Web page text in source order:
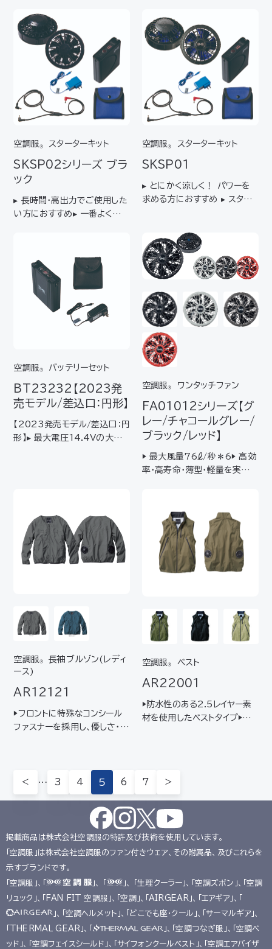
した後の穴をふさぐことがで
きるため、空調服
として使用できます 【対応ファ
ン】FAN2200シリーズ 【仕
様】 外寸 直径…
空調服® スターターキット
SKSP02シリーズ ブラ
ック
▸ 長時間･高出力でご使用した
い方におすすめ▸ 一番よく使わ
ッテリー（BTSP1） ファン2個
（FAN2200シリーズ） ケーブ
ル（…
空調服® スターターキット
SKSP01
▸ とにかく涼しく！ パワーを
求める方におすすめ ▸ スタン
汎用性の高いバッテリーのセッ
ト 【キット内容】 バッテリー（B
TSP1） ファン2個（FAN24
0…
空調服 ® バッテリーセット
BT23232 【2023発
売モデル/差込口：円形】
【2023発売モデル/差込口：円
形】▸ 最大電圧14.4Vの大容
ではありませ…
空調服® ワンタッチファン
FA01012シリーズ【グ
レー/チャコールグレー/
ブラック/レッド】
▶ 最大風量76ℓ/秒＊6▶ 高効
率･高寿命･薄型･軽量を実現
をご使用になると、不具合が起
こる場合があります。 【仕様】
厚さ 41mm 質量*¹ 約8…
空調服®
長袖ブルゾン(レディ
ース)
AR12121
▶フロントに特殊なコンシール
ファスナーを採用し、優しさ･柔
ルゾン
空調服® ベスト
AR22001
▶防水性のある2.5レイヤー素
材を使用したベストタイプ▶軽
＜ … 3 4 5 6 7 ＞
掲載商品は株式会社空調服の特許及び技術を使用しています。
「空調服」は株式会社空調服のファン付きウェア、その附属品、及びこれらを
示すブランドです。
「空調服」、「
」、 「
」、 「生理クーラー」、「空調ズボン」、「空調
リュック」、「FAN FIT 空調服」、「空調」、「AIRGEAR」、「エアギア」、「
」、「空調ヘルメット」、「どこでも座･クール」、「サーマルギア」、
「THERMAL GEAR」、「
」、「空調つなぎ服」、「空調ベ
ッド」、「空調フェイスシールド」、「サイフォンクールベスト」、「空調エアバイザ